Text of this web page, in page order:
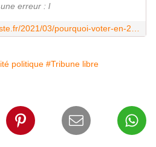
erreur : l
politique #Tribune libre